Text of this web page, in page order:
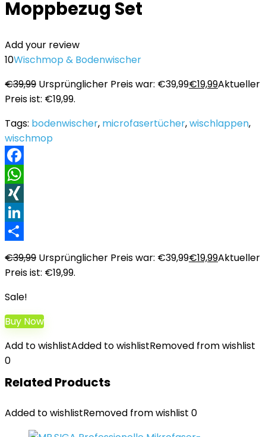
Moppbezug Set
Add your review
10Wischmop & Bodenwischer
€39,99 Ursprünglicher Preis war: €39,99€19,99Aktueller
Preis ist: €19,99.
Tags: bodenwischer, microfasertücher,wischlappen,
wischmop
Facebook
WhatsApp
XING
LinkedIn
€39,99 Ursprünglicher Preis war: €39,99€19,99Aktueller
Preis ist: €19,99.
Sale!
Buy Now
Add to wishlistAdded to wishlistRemoved from wishlist
0
Related Products
Added to wishlistRemoved from wishlist 0